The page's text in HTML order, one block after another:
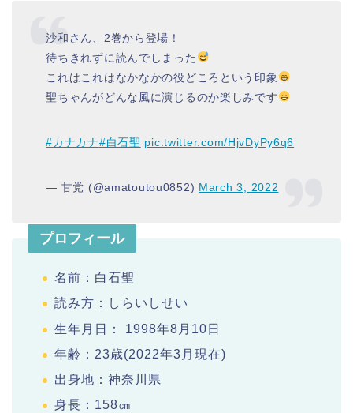
沙和さん、2巻から登場！
待ちきれずに読んでしまった
これはこれはなかなかの役どころという印象
聖ちゃんがどんな風に演じるのか楽しみです
#カナカナ#白石聖 pic.twitter.com/HjvDyPy6q6
— 甘党 (@amatoutou0852) March 3, 2022
プロフィール
名前：白石聖
読み方：しらいしせい
生年月日： 1998年8月10日
年齢：23歳(2022年3月現在)
出身地：神奈川県
身長：158㎝